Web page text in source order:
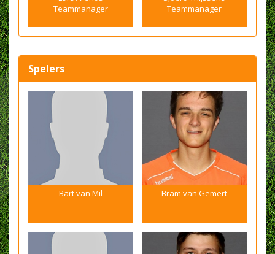
Teammanager
Teammanager
Spelers
Bart van Mil Bram van Gemert